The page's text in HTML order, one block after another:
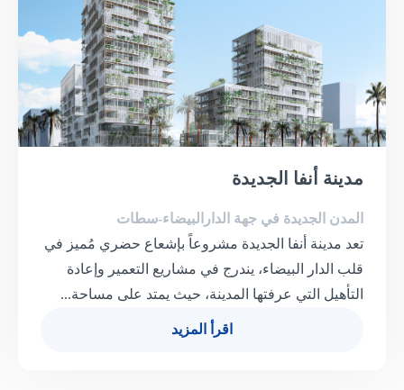
مدينة أنفا الجديدة
المدن الجديدة في جهة الدارالبيضاء-سطات
تعد مدينة أنفا الجديدة مشروعاً بإشعاع حضري مُميز في
قلب الدار البيضاء، يندرج في مشاريع التعمير وإعادة
التأهيل التي عرفتها المدينة، حيث يمتد على مساحة...
اقرأ المزيد